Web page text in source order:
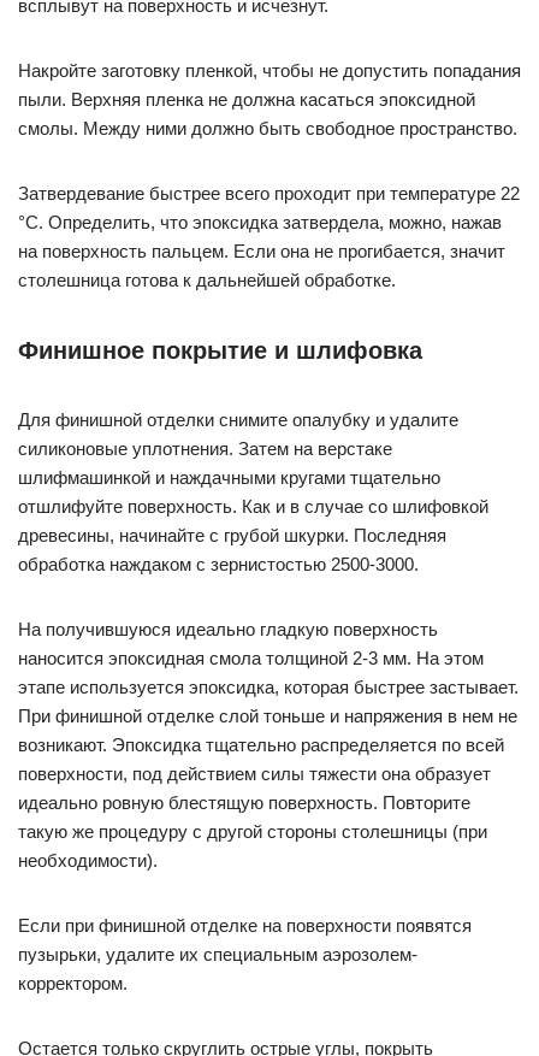
всплывут на поверхность и исчезнут.
Накройте заготовку пленкой, чтобы не допустить попадания
пыли. Верхняя пленка не должна касаться эпоксидной
смолы. Между ними должно быть свободное пространство.
Затвердевание быстрее всего проходит при температуре 22
°C. Определить, что эпоксидка затвердела, можно, нажав
на поверхность пальцем. Если она не прогибается, значит
столешница готова к дальнейшей обработке.
Финишное покрытие и шлифовка
Для финишной отделки снимите опалубку и удалите
силиконовые уплотнения. Затем на верстаке
шлифмашинкой и наждачными кругами тщательно
отшлифуйте поверхность. Как и в случае со шлифовкой
древесины, начинайте с грубой шкурки. Последняя
обработка наждаком с зернистостью 2500-3000.
На получившуюся идеально гладкую поверхность
наносится эпоксидная смола толщиной 2-3 мм. На этом
этапе используется эпоксидка, которая быстрее застывает.
При финишной отделке слой тоньше и напряжения в нем не
возникают. Эпоксидка тщательно распределяется по всей
поверхности, под действием силы тяжести она образует
идеально ровную блестящую поверхность. Повторите
такую же процедуру с другой стороны столешницы (при
необходимости).
Если при финишной отделке на поверхности появятся
пузырьки, удалите их специальным аэрозолем-
корректором.
Остается только скруглить острые углы, покрыть